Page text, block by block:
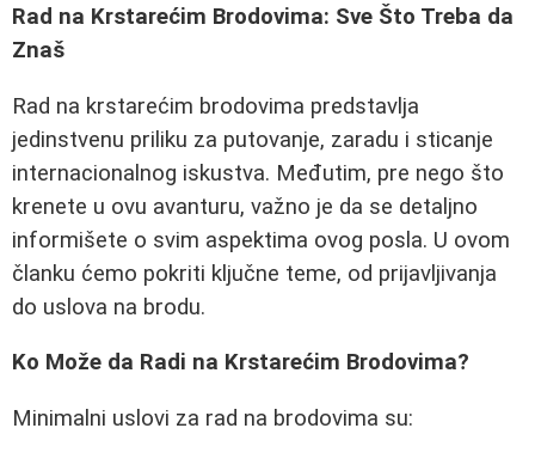
Rad na Krstarećim Brodovima: Sve Što Treba da
Znaš
Rad na krstarećim brodovima predstavlja
jedinstvenu priliku za putovanje, zaradu i sticanje
internacionalnog iskustva. Međutim, pre nego što
krenete u ovu avanturu, važno je da se detaljno
informišete o svim aspektima ovog posla. U ovom
članku ćemo pokriti ključne teme, od prijavljivanja
do uslova na brodu.
Ko Može da Radi na Krstarećim Brodovima?
Minimalni uslovi za rad na brodovima su: